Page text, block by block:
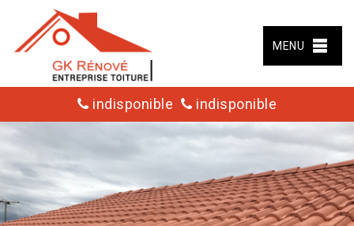
MENU
indisponible indisponible